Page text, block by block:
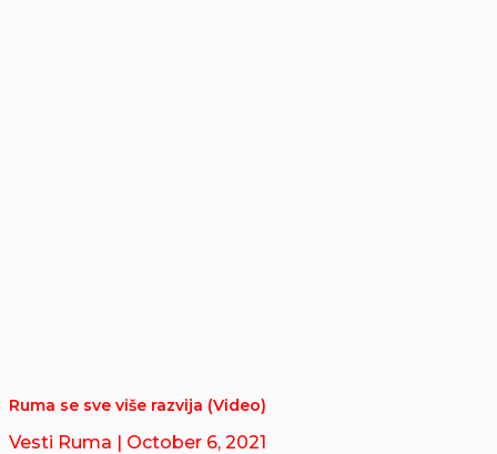
Ruma se sve više razvija (Video)
Vesti Ruma | October 6, 2021